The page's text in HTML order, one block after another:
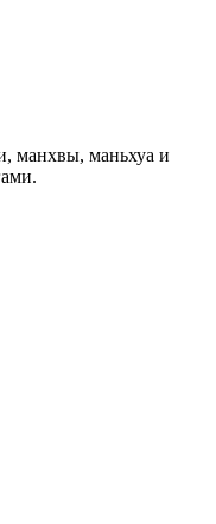
манхвы, маньхуа и